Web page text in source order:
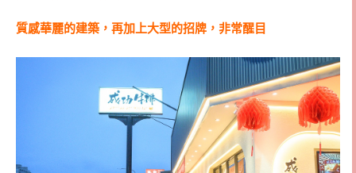
質感華麗的建築，再加上大型的招牌，非常醒目